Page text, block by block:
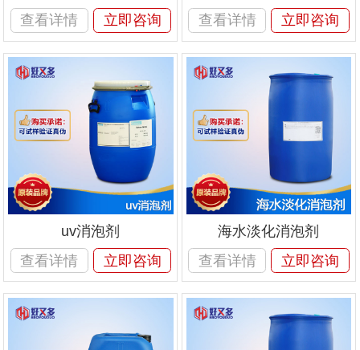
查看详情
立即咨询
查看详情
立即咨询
uv消泡剂
查看详情
立即咨询
海水淡化消泡剂
查看详情
立即咨询